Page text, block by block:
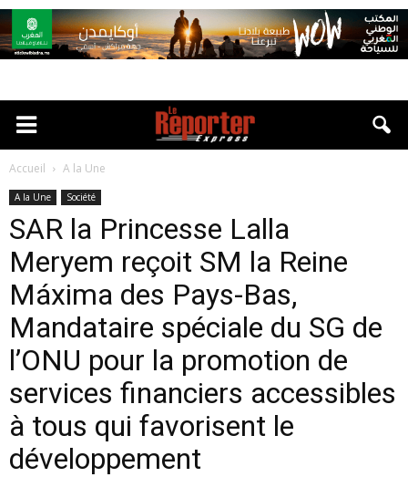
Accueil A la Une
A la Une Société
SAR la Princesse Lalla
Meryem reçoit SM la Reine
Máxima des Pays-Bas,
Mandataire spéciale du SG de
l’ONU pour la promotion de
services financiers accessibles
à tous qui favorisent le
développement